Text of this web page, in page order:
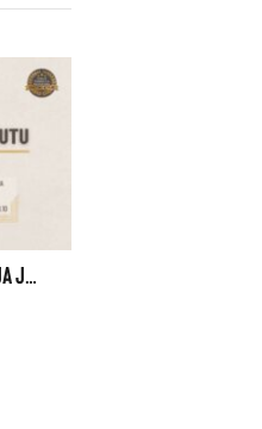
KURS TRENERSKI – JESIENNA EDYCJA JUŻ W PAŹDZIERNIKU